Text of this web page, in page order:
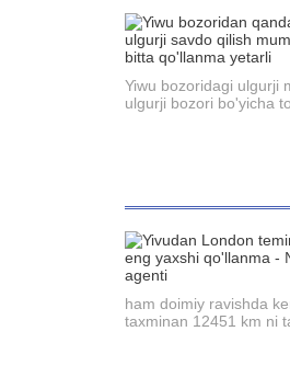
Yiwu bozoridagi ulgurji
ulgurji bozori bo'yicha
ham doimiy ravishda
taxminan 12451 km ni